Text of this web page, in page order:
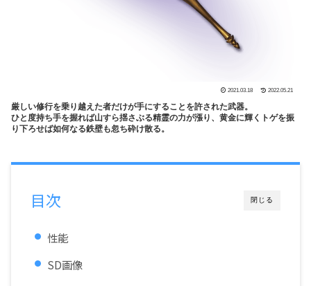
2021.03.18 2022.05.21
厳しい修行を乗り越えた者だけが手にすることを許された武器。
ひと度持ち手を握れば山すら揺さぶる精霊の力が漲り、黄金に輝くトゲを振
り下ろせば如何なる鉄壁も忽ち砕け散る。
閉じる
目次
性能
SD画像